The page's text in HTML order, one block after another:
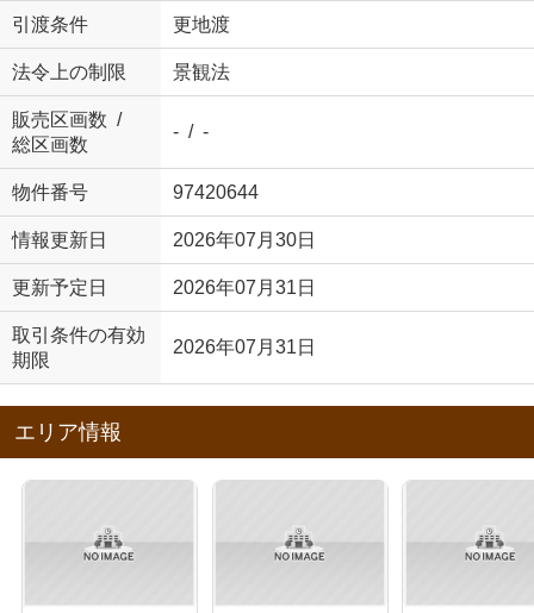
引渡条件 更地渡
法令上の制限 景観法
販売区画数 /
総区画数
- / -
物件番号 97420644
情報更新日 2026年07月30日
更新予定日 2026年07月31日
取引条件の有効
期限
2026年07月31日
エリア情報